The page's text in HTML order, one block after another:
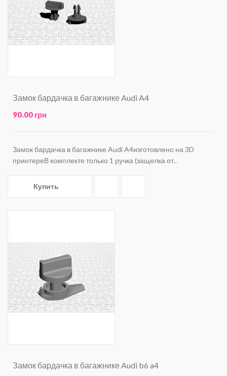
Замок бардачка в багажнике Audi A4
90.00 грн
Замок бардачка в багажнике Audi A4изготовлено на 3D
принтереВ комплекте только 1 ручка (защелка от..
Купить
Замок бардачка в багажнике Audi b6 a4